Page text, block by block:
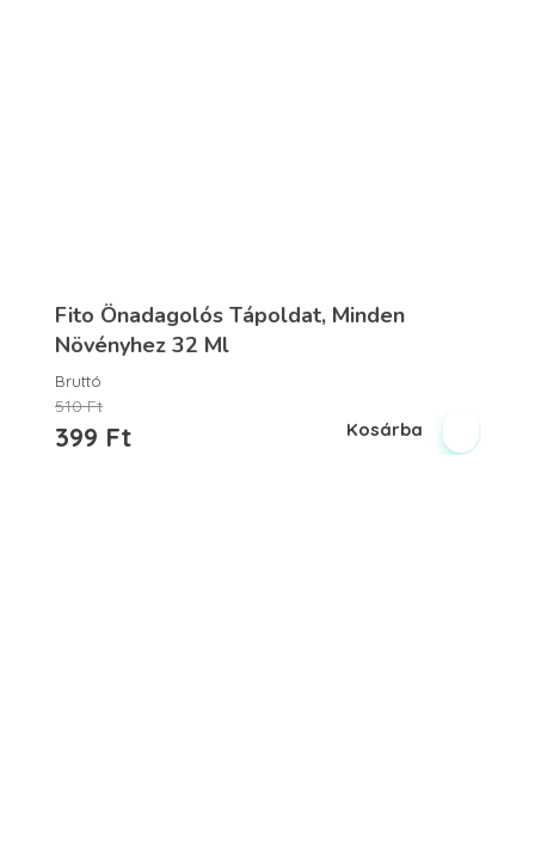
Fito Önadagolós Tápoldat, Minden
Növényhez 32 Ml
399 Ft
510Ft
Bruttó
Kosárba